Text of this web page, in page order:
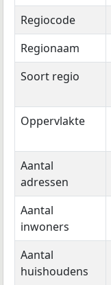
Regiocode
Regionaam
Soort regio
Oppervlakte
Aantal
adressen
Aantal
inwoners
Aantal
huishoudens